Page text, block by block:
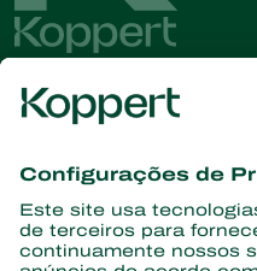
informações